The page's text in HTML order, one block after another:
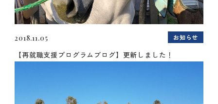
2018.11.05 お知らせ
【再就職支援プログラムブログ】更新しました！